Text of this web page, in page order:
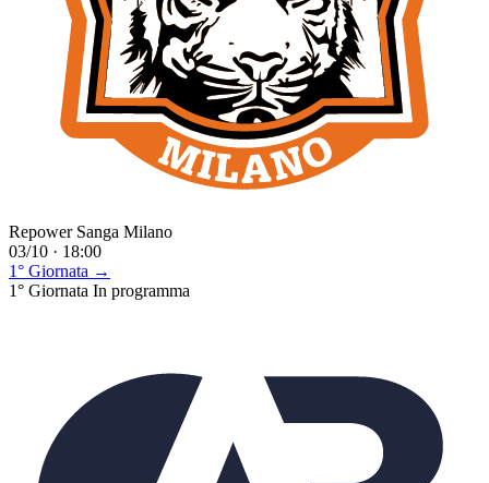
Repower Sanga Milano
03/10 · 18:00
1° Giornata →
1° Giornata In programma